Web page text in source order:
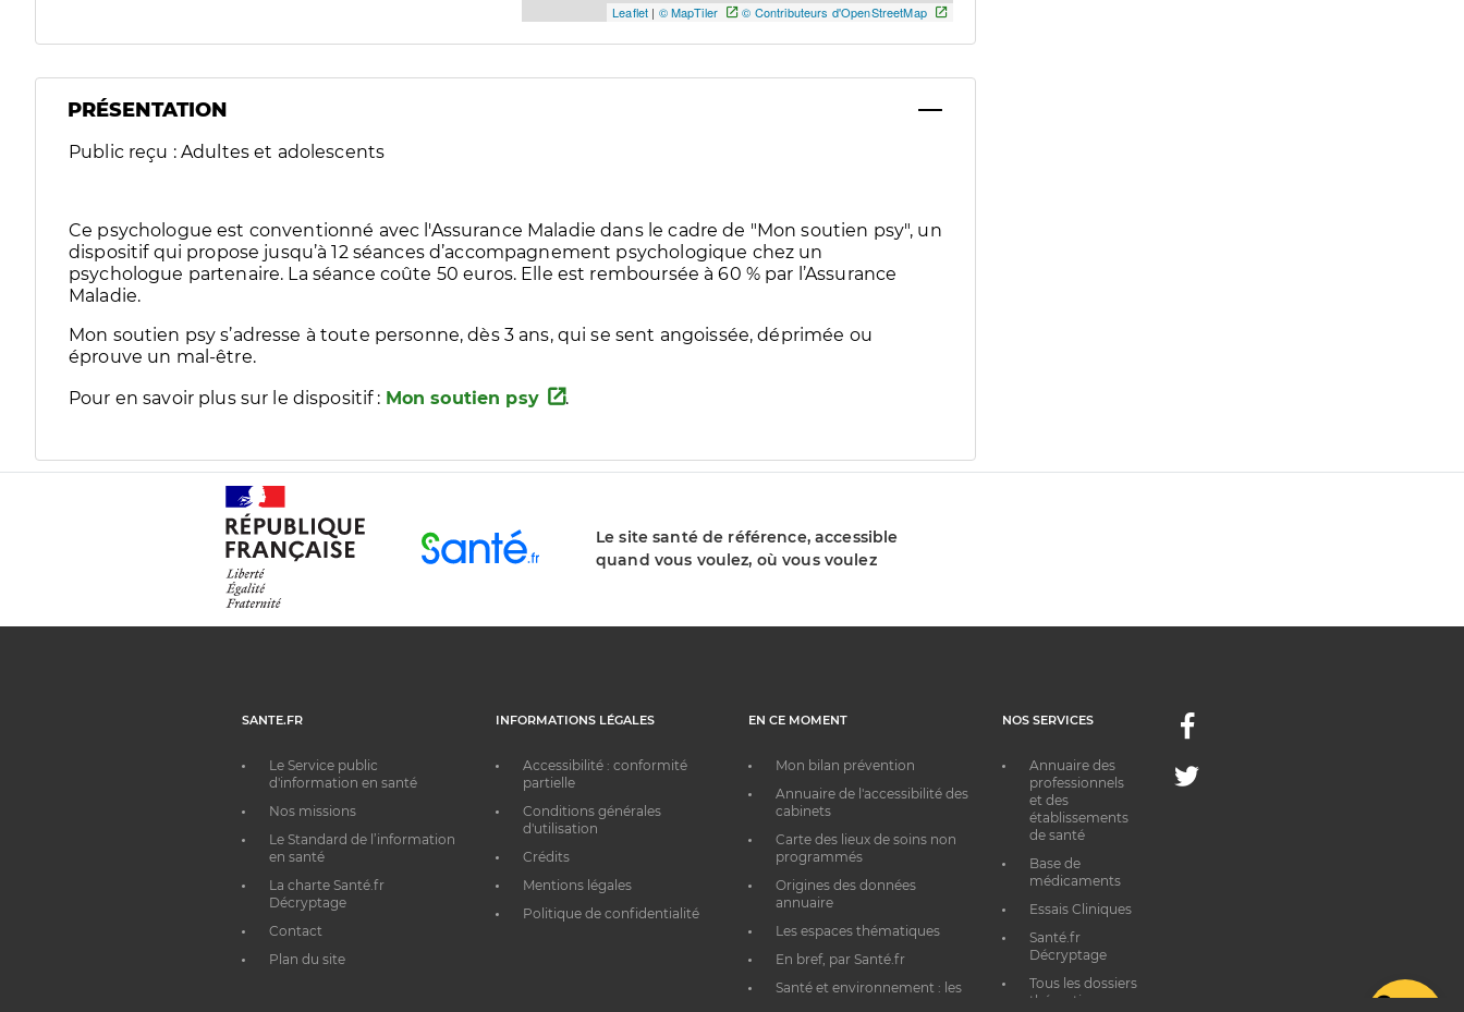
Leaflet | © MapTiler © Contributeurs d'OpenStreetMap
PRÉSENTATION
Public reçu : Adultes et adolescents
Ce psychologue est conventionné avec l'Assurance Maladie dans le cadre de "Mon soutien psy", un
dispositif qui propose jusqu’à 12 séances d’accompagnement psychologique chez un
psychologue partenaire. La séance coûte 50 euros. Elle est remboursée à 60 % par l’Assurance
Maladie.
Mon soutien psy s’adresse à toute personne, dès 3 ans, qui se sent angoissée, déprimée ou
éprouve un mal-être.
Pour en savoir plus sur le dispositif : Mon soutien psy .
Le site santé de référence, accessible
quand vous voulez, où vous voulez
SANTE.FR
Le Service public
d'information en santé
Nos missions
Le Standard de l’information
en santé
La charte Santé.fr
Décryptage
Contact
Plan du site
INFORMATIONS LÉGALES
Accessibilité : conformité
partielle
Conditions générales
d'utilisation
Crédits
Mentions légales
Politique de confidentialité
EN CE MOMENT
Mon bilan prévention
Annuaire de l'accessibilité des
cabinets
Carte des lieux de soins non
programmés
Origines des données
annuaire
Les espaces thématiques
En bref, par Santé.fr
Santé et environnement : les
NOS SERVICES
Annuaire des
professionnels
et des
établissements
de santé
Base de
médicaments
Essais Cliniques
Santé.fr
Décryptage
Tous les dossiers
thématiques
Facebook
Twitter